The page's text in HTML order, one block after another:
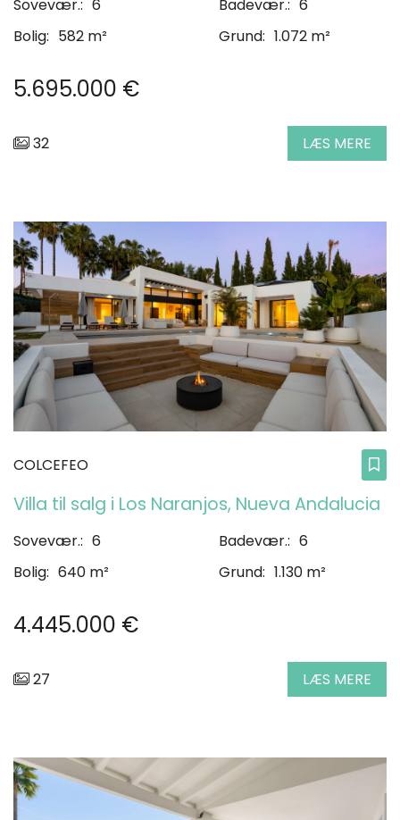
Sovevær.: 6 Badevær.: 6
Bolig: 582 m² Grund: 1.072 m²
5.695.000 €
32 LÆS MERE
COLCEFEO
Villa til salg i Los Naranjos, Nueva Andalucia
Sovevær.: 6 Badevær.: 6
Bolig: 640 m² Grund: 1.130 m²
4.445.000 €
27 LÆS MERE